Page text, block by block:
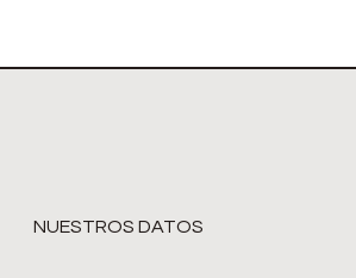
NUESTROS DATOS